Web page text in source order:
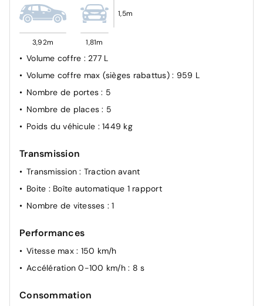
Charge rapide (DC)
Système de surveillance avancée du conducteur
2 feux de recul
Airbags AV latéraux et rideaux
Câble pour borne de recharge (mode 3 type 2
triphasé, 11kW, 6.5m)
Charge AC 11 kW triphasé + DC 100 kW (pic) +
compatible charge bidirectionnelle Vehicle-to-Grid
Compatible charge bidirectionnelle power to object
Fermeture des portes centralisée
Freinage automatique d'urgence en ville pour deux
Gestion automatique des feux et des essuie-glaces
3,92m 1,81m
1,5m
Volume coffre : 277 L
Volume coffre max (sièges rabattus) : 959 L
Nombre de portes: 5
Nombre de places: 5
Poids du véhicule : 1449 kg
Transmission
Transmission: Traction avant
Boite : Boîte automatique 1 rapport
Nombre de vitesses : 1
Performances
Vitesse max : 150 km/h
Accélération 0-100 km/h : 8 s
Consommation